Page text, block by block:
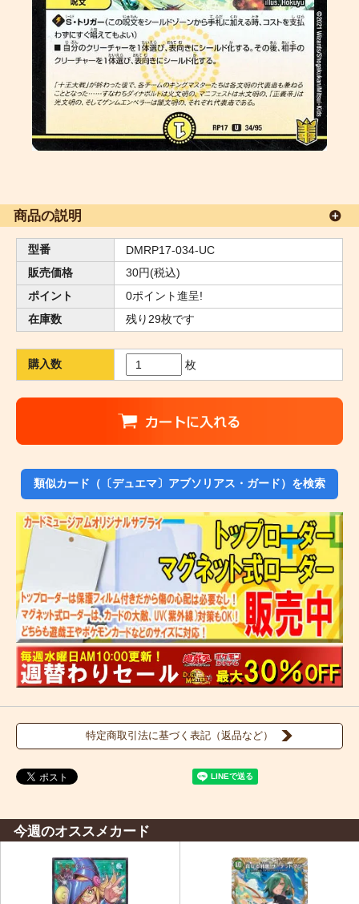
商品の説明
型番
DMRP17-034-UC
販売価格
30円(税込)
ポイント
0ポイント進呈!
在庫数
残り29枚です
購入数 枚
類似カード（〔デュエマ〕アブソリアス・ガード）を検索
特定商取引法に基づく表記（返品など）
今週のオススメカード